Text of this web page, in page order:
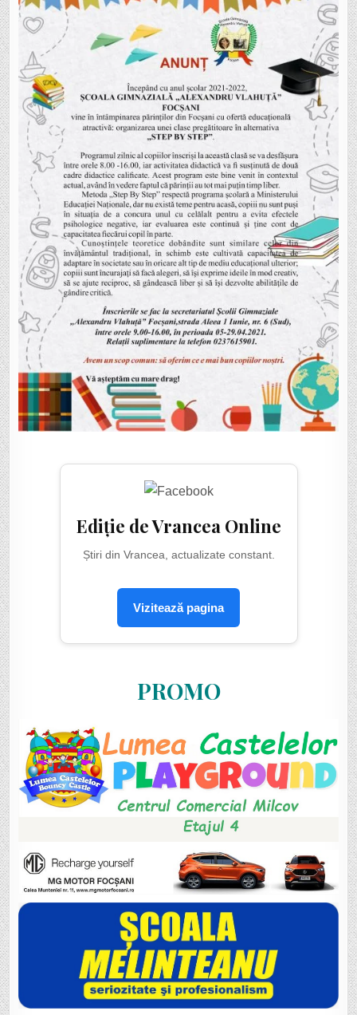
Ediție de Vrancea Online
Știri din Vrancea, actualizate constant.
Vizitează pagina
PROMO